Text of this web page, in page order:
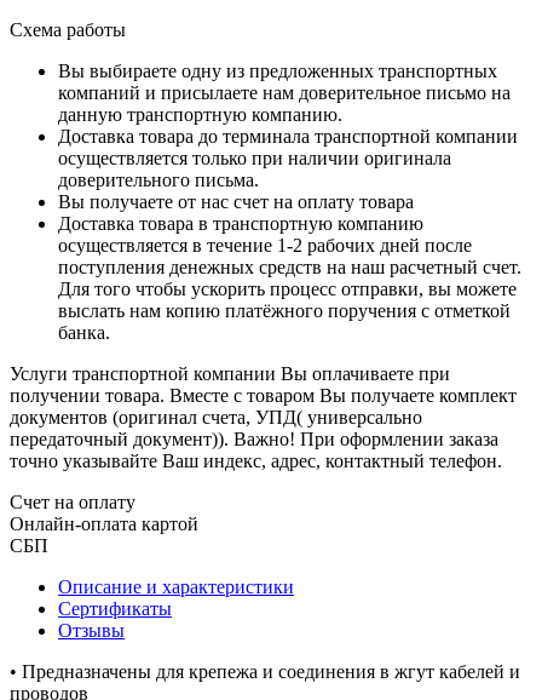
Схема работы
Вы выбираете одну из предложенных транспортных
компаний и присылаете нам доверительное письмо на
данную транспортную компанию.
Доставка товара до терминала транспортной компании
осуществляется только при наличии оригинала
доверительного письма.
Вы получаете от нас счет на оплату товара
Доставка товара в транспортную компанию
осуществляется в течение 1-2 рабочих дней после
поступления денежных средств на наш расчетный счет.
Для того чтобы ускорить процесс отправки, вы можете
выслать нам копию платёжного поручения с отметкой
банка.
Услуги транспортной компании Вы оплачиваете при
получении товара. Вместе с товаром Вы получаете комплект
документов (оригинал счета, УПД( универсально
передаточный документ)). Важно! При оформлении заказа
точно указывайте Ваш индекс, адрес, контактный телефон.
Счет на оплату
Онлайн-оплата картой
СБП
Описание и характеристики
Сертификаты
Отзывы
• Предназначены для крепежа и соединения в жгут кабелей и
проводов